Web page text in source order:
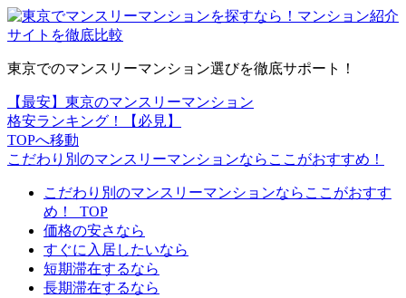
東京でのマンスリーマンション選びを徹底サポート！
【最安】東京のマンスリーマンション
格安ランキング！【必見】
TOPへ移動
こだわり別のマンスリーマンションならここがおすすめ！
こだわり別のマンスリーマンションならここがおすす
め！_TOP
価格の安さなら
すぐに入居したいなら
短期滞在するなら
長期滞在するなら